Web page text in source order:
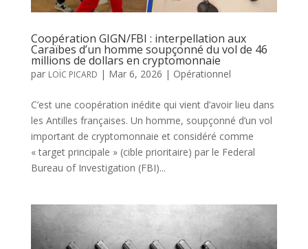
Coopération GIGN/FBI : interpellation aux
Caraïbes d’un homme soupçonné du vol de 46
millions de dollars en cryptomonnaie
par LOÏC PICARD | Mar 6, 2026 | Opérationnel
C’est une coopération inédite qui vient d’avoir lieu dans
les Antilles françaises. Un homme, soupçonné d’un vol
important de cryptomonnaie et considéré comme
« target principale » (cible prioritaire) par le Federal
Bureau of Investigation (FBI)...